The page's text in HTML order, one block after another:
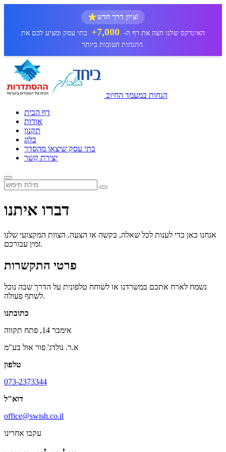
ציון דרך חדש!
האינדקס שלנו חצה את רף ה- 7,000+
בתי עסק ומציע לכם את
ההנחות הטובות ביותר.
הנחות במעמד החיוב
דף הבית
אודות
תקנון
בלוג
בתי עסק שיצאו מהסדר
יצירת קשר
דברו איתנו
אנחנו כאן כדי לענות לכל שאלה, בקשה או הצעה. הצוות המקצועי שלנו
זמין עבורכם.
פרטי התקשרות
נשמח לארח אתכם במשרדנו או לשוחח טלפונית על הדרך שבה נוכל
לשתף פעולה.
כתובתנו
אימבר 14, פתח תקווה
א.ר. נולדג' פור אול בע"מ
טלפון
073-2373344
דוא"ל
office@swish.co.il
עקבו אחרינו